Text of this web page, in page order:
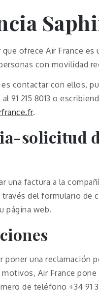
ofrece Air France es
con movilidad
contactar con ellos,
91 215 8013 o
.
solicitud
una factura a la
través del formulario de
página web.
poner una reclamación
Air France pone
de teléfono +34 91